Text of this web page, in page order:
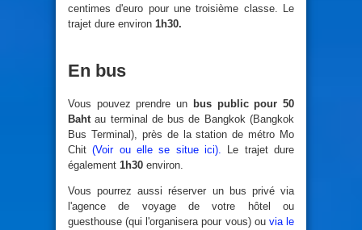
centimes d'euro pour une troisième classe. Le
trajet dure environ 1h30.
En bus
Vous pouvez prendre un bus public pour 50
Bahtau terminal de bus de Bangkok (Bangkok
Bus Terminal), près de la station de métro Mo
Chit(Voir ou elle se situe ici). Le trajet dure
également 1h30 environ.
Vous pourrez aussi réserver un bus privé via
l'agence de voyage de votre hôtel ou
guesthouse (qui l'organisera pour vous) ou via le